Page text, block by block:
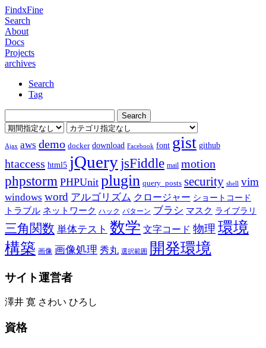
FindxFine
Search
About
Docs
Projects
archives
Search
Tag
Ajax aws demo docker download Facebook font gist github
htaccess html5 jQuery jsFiddle mail motion
phpstorm PHPUnit plugin query_posts security shell vim
windows word アルゴリズム クロージャー ショートコード
トラブル ネットワーク ハック パターン ブラシ マスク ライブラリ
三角関数 単体テスト 数学 文字コード 物理 環境
構築 画像 画像処理 秀丸 選択範囲 開発環境
サイト運営者
澤井 寛 さわい ひろし
資格